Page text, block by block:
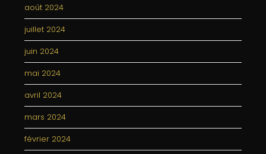
août 2024
juillet 2024
juin 2024
mai 2024
avril 2024
mars 2024
février 2024